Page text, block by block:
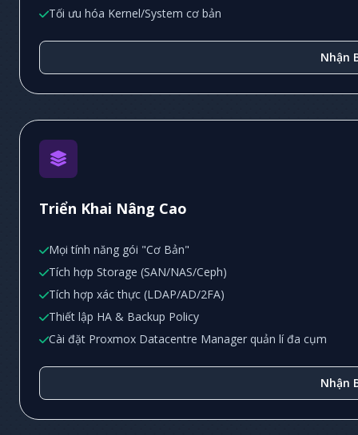
Tối ưu hóa Kernel/System cơ bản
Nhận
Triển Khai Nâng Cao
Mọi tính năng gói "Cơ Bản"
Tích hợp Storage (SAN/NAS/Ceph)
Tích hợp xác thực (LDAP/AD/2FA)
Thiết lập HA & Backup Policy
Cài đặt Proxmox Datacentre Manager quản lí đa cụm
Nhận